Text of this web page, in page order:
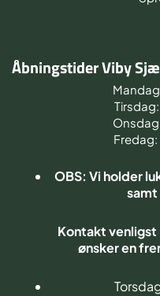
Åbningstider Viby
OBS: Vi holder
samt
Kontakt
ønsker en